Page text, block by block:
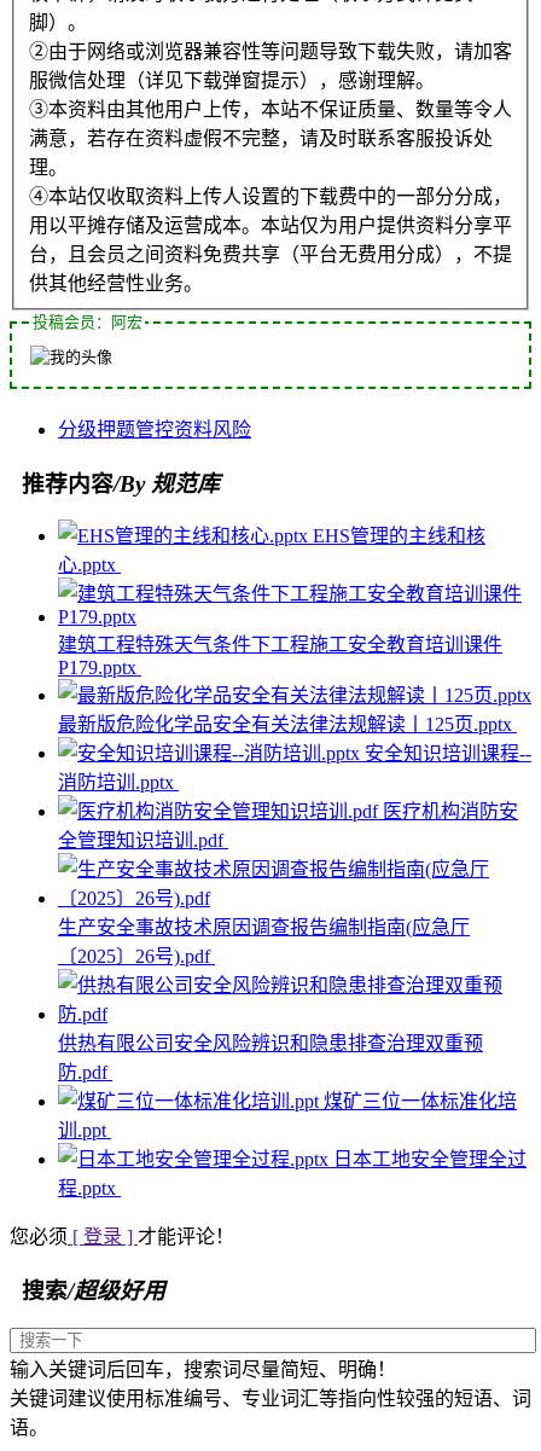
脚）。
②由于网络或浏览器兼容性等问题导致下载失败，请加客
服微信处理（详见下载弹窗提示），感谢理解。
③本资料由其他用户上传，本站不保证质量、数量等令人
满意，若存在资料虚假不完整，请及时联系客服投诉处
理。
④本站仅收取资料上传人设置的下载费中的一部分分成，
用以平摊存储及运营成本。本站仅为用户提供资料分享平
台，且会员之间资料免费共享（平台无费用分成），不提
供其他经营性业务。
投稿会员：阿宏
分级押题管控资料风险
推荐内容/By 规范库
EHS管理的主线和核
心.pptx
建筑工程特殊天气条件下工程施工安全教育培训课件
P179.pptx
最新版危险化学品安全有关法律法规解读丨125页.pptx
安全知识培训课程--
消防培训.pptx
医疗机构消防安
全管理知识培训.pdf
生产安全事故技术原因调查报告编制指南(应急厅
〔2025〕26号).pdf
供热有限公司安全风险辨识和隐患排查治理双重预
防.pdf
煤矿三位一体标准化培
训.ppt
日本工地安全管理全过
程.pptx
您必须 [ 登录 ] 才能评论！
搜索/超级好用
输入关键词后回车，搜索词尽量简短、明确！
关键词建议使用标准编号、专业词汇等指向性较强的短语、词
语。